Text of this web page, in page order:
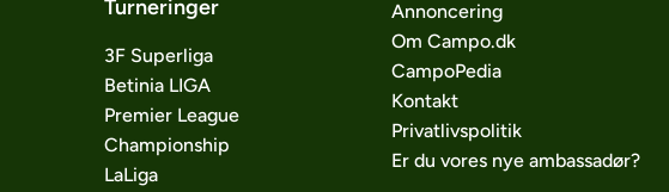
Turneringer
3F Superliga
Betinia LIGA
Premier League
Championship
LaLiga
Annoncering
Om Campo.dk
CampoPedia
Kontakt
Privatlivspolitik
Er du vores nye ambassadør?